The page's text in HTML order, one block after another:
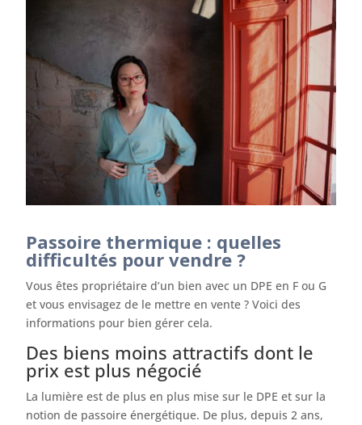
Passoire thermique : quelles
difficultés pour vendre ?
Vous êtes propriétaire d’un bien avec un DPE en F ou G
et vous envisagez de le mettre en vente ? Voici des
informations pour bien gérer cela.
Des biens moins attractifs dont le
prix est plus négocié
La lumière est de plus en plus mise sur le DPE et sur la
notion de passoire énergétique. De plus, depuis 2 ans,